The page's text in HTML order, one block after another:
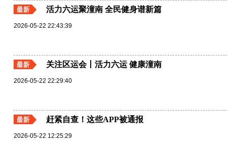
活力六运聚潼南 全民健身谱新篇
2026-05-22 22:43:39
关注区运会丨活力六运 健康潼南
2026-05-22 22:29:40
赶紧自查！这些APP被通报
2026-05-22 12:25:29